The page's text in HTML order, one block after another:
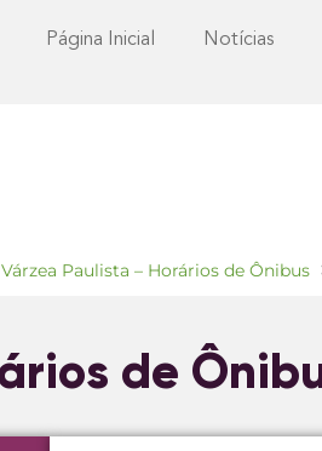
Página Inicial Notícias
Paulista – Horários de Ônibus
de